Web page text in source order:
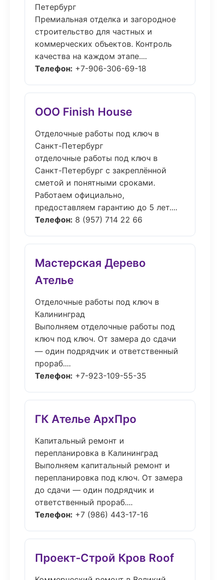
Петербург
Премиальная отделка и загородное
строительство для частных и
коммерческих объектов. Контроль
качества на каждом этапе....
Телефон: +7-906-306-69-18
ООО Finish House
Отделочные работы под ключ в
Санкт-Петербург
отделочные работы под ключ в
Санкт-Петербург с закреплённой
сметой и понятными сроками.
Работаем официально,
предоставляем гарантию до 5 лет....
Телефон: 8 (957) 714 22 66
Мастерская Дерево
Ателье
Отделочные работы под ключ в
Калининград
Выполняем отделочные работы под
ключ под ключ. От замера до сдачи
— один подрядчик и ответственный
прораб....
Телефон: +7-923-109-55-35
ГК Ателье АрхПро
Капитальный ремонт и
перепланировка в Калининград
Выполняем капитальный ремонт и
перепланировка под ключ. От замера
до сдачи — один подрядчик и
ответственный прораб....
Телефон: +7 (986) 443-17-16
Проект-Строй Кров Roof